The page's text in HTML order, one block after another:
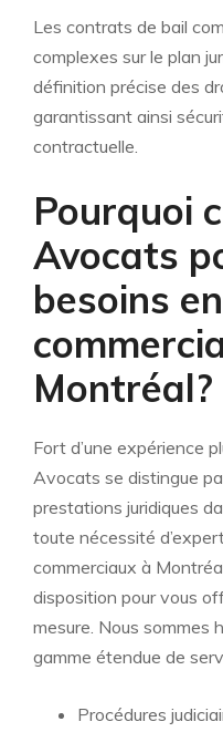
Les contrats de bail
complexes sur le plan
définition précise des
garantissant ainsi
contractuelle.
Pourquoi
Avocats
besoins
Montréal?
Fort d’une expérience
Avocats se distingue
prestations juridiques
toute nécessité
commerciaux à
disposition pour vous
mesure. Nous sommes
gamme étendue de
Procédures